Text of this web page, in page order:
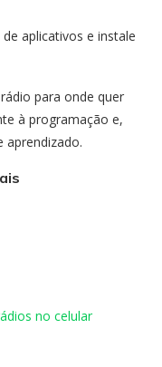
aplicativos e instale
para onde quer
à programação e,
aprendizado.
no celular